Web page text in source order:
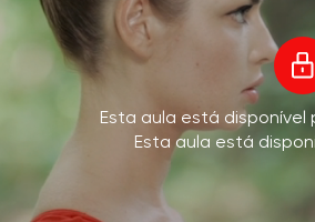
Esta aula está disponível
Esta aula está